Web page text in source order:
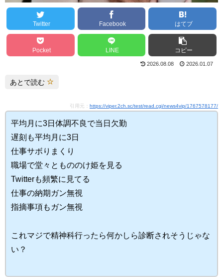
Twitter Facebook はてブ
Pocket LINE コピー
2026.08.08 2026.01.07
あとで読む
引用元： https://viper.2ch.sc/test/read.cgi/news4vip/1767578177/
平均月に3日体調不良で当日欠勤
遅刻も平均月に3日
仕事サボりまくり
職場で堂々ともののけ姫を見る
Twitterも頻繁に見てる
仕事の納期ガン無視
指摘事項もガン無視
これマジで精神科行ったら何かしら診断されそうじゃな
い？